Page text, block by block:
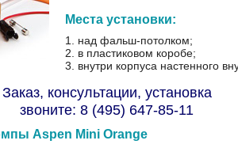
Места установки:
1. над фальш-потолком;
2. в пластиковом коробе;
3. внутри корпуса настенного
Заказ, консультации, установка
звоните: 8 (495) 647-85-11
Aspen Mini Orange